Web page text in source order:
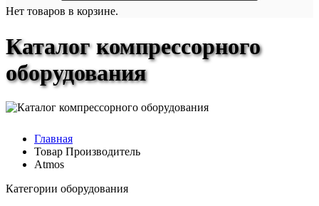
Нет товаров в корзине.
Каталог компрессорного
оборудования
Главная
Товар Производитель
Atmos
Категории оборудования